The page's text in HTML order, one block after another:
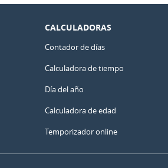
CALCULADORAS
Contador de días
Calculadora de tiempo
Día del año
Calculadora de edad
Temporizador online